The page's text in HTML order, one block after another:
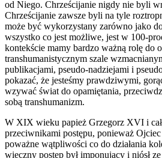
od Niego. Chrześcijanie nigdy nie byli
Chrześcijanie zawsze byli na tyle
może być wykorzystany zarówno jako
wszystko co jest możliwe, jest w 100-
kontekście mamy bardzo ważną rolę do
transhumanistycznym szale
publikacjami, pseudo-nadziejami i
pokazać, że jesteśmy prawdziwymi,
wzywać świat do opamiętania,
sobą transhumanizm.
W XIX wieku papież Grzegorz XVI i
przeciwnikami postępu, ponieważ
poważne wątpliwości co do działania
wieczny postęp był imponujący i niósł